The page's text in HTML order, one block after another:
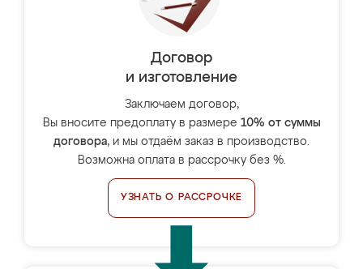
Договор
и изготовление
Заключаем договор,
Вы вносите предоплату в размере 10% от суммы
договора, и мы отдаём заказ в производство.
Возможна оплата в рассрочку без %.
УЗНАТЬ О РАССРОЧКЕ